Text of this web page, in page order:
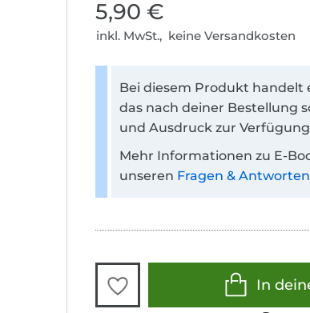
5,90 €
inkl. MwSt., keine Versandkosten
Bei diesem Produkt handelt
das nach deiner Bestellung
und Ausdruck zur
Mehr Informationen zu E-
unseren Fragen & Antworten
In